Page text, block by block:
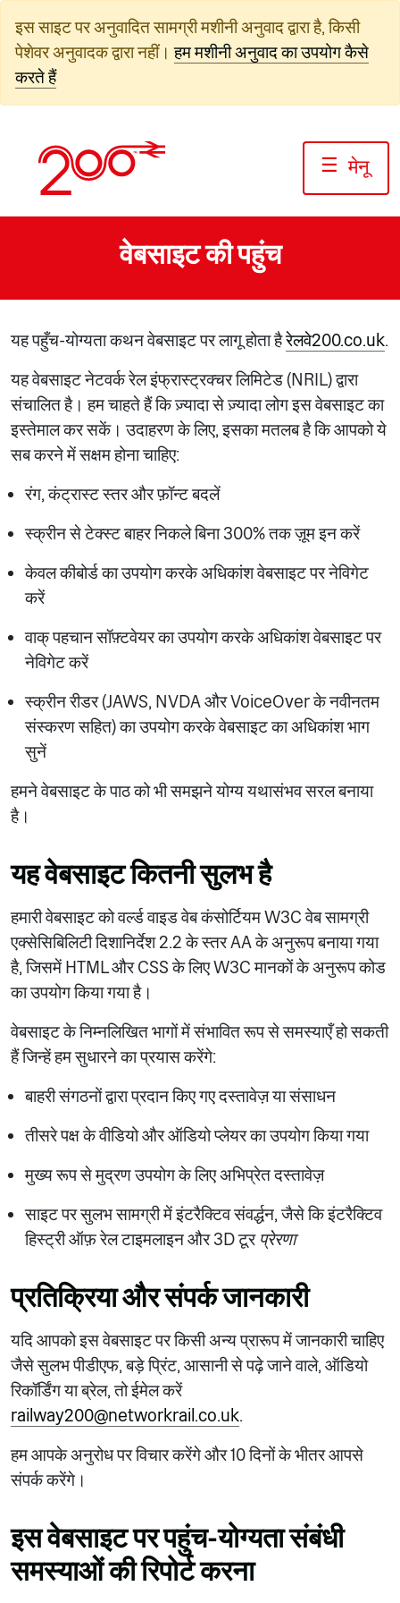
जाएं
इस साइट पर अनुवादित सामग्री मशीनी अनुवाद द्वारा है, किसी
पेशेवर अनुवादक द्वारा नहीं। हम मशीनी अनुवाद का उपयोग कैसे
करते हैं
☰ मेनू
वेबसाइट की पहुंच
यह पहुँच-योग्यता कथन वेबसाइट पर लागू होता हैरेलवे200.co.uk.
यह वेबसाइट नेटवर्क रेल इंफ्रास्ट्रक्चर लिमिटेड (NRIL) द्वारा
संचालित है। हम चाहते हैं कि ज़्यादा से ज़्यादा लोग इस वेबसाइट का
इस्तेमाल कर सकें। उदाहरण के लिए, इसका मतलब है कि आपको ये
सब करने में सक्षम होना चाहिए:
रंग, कंट्रास्ट स्तर और फ़ॉन्ट बदलें
स्क्रीन से टेक्स्ट बाहर निकले बिना 300% तक ज़ूम इन करें
केवल कीबोर्ड का उपयोग करके अधिकांश वेबसाइट पर नेविगेट
करें
वाक् पहचान सॉफ़्टवेयर का उपयोग करके अधिकांश वेबसाइट पर
नेविगेट करें
स्क्रीन रीडर (JAWS, NVDA और VoiceOver के नवीनतम
संस्करण सहित) का उपयोग करके वेबसाइट का अधिकांश भाग
सुनें
हमने वेबसाइट के पाठ को भी समझने योग्य यथासंभव सरल बनाया
है।
यह वेबसाइट कितनी सुलभ है
हमारी वेबसाइट को वर्ल्ड वाइड वेब कंसोर्टियम W3C वेब सामग्री
एक्सेसिबिलिटी दिशानिर्देश 2.2 के स्तर AA के अनुरूप बनाया गया
है, जिसमें HTML और CSS के लिए W3C मानकों के अनुरूप कोड
का उपयोग किया गया है।
वेबसाइट के निम्नलिखित भागों में संभावित रूप से समस्याएँ हो सकती
हैं जिन्हें हम सुधारने का प्रयास करेंगे:
बाहरी संगठनों द्वारा प्रदान किए गए दस्तावेज़ या संसाधन
तीसरे पक्ष के वीडियो और ऑडियो प्लेयर का उपयोग किया गया
मुख्य रूप से मुद्रण उपयोग के लिए अभिप्रेत दस्तावेज़
साइट पर सुलभ सामग्री में इंटरैक्टिव संवर्द्धन, जैसे कि इंटरैक्टिव
हिस्ट्री ऑफ़ रेल टाइमलाइन और 3D टूर प्रेरणा
प्रतिक्रिया और संपर्क जानकारी
यदि आपको इस वेबसाइट पर किसी अन्य प्रारूप में जानकारी चाहिए
जैसे सुलभ पीडीएफ, बड़े प्रिंट, आसानी से पढ़े जाने वाले, ऑडियो
रिकॉर्डिंग या ब्रेल, तो ईमेल करें
railway200@networkrail.co.uk.
हम आपके अनुरोध पर विचार करेंगे और 10 दिनों के भीतर आपसे
संपर्क करेंगे।
इस वेबसाइट पर पहुंच-योग्यता संबंधी
समस्याओं की रिपोर्ट करना